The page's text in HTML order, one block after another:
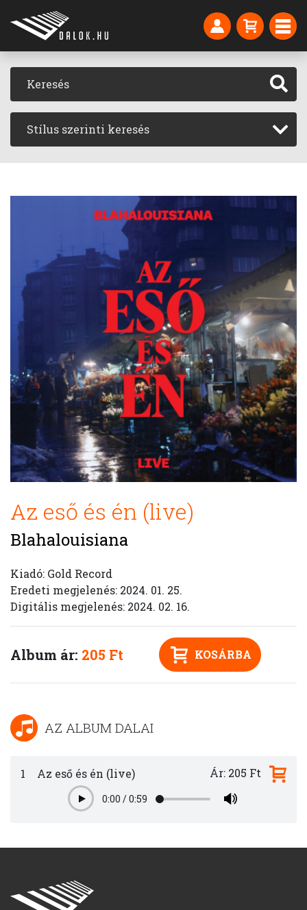
Stílus szerinti keresés
Az eső és én (live)
Blahalouisiana
Kiadó: Gold Record
Eredeti megjelenés: 2024. 01. 25.
Digitális megjelenés: 2024. 02. 16.
Album ár: 205 Ft KOSÁRBA
AZ ALBUM DALAI
1 Az eső és én (live)
Play0:00 /0:59
Ár: 205 Ft